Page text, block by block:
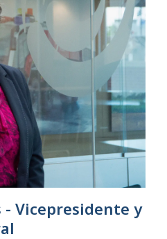
- Vicepresidente y